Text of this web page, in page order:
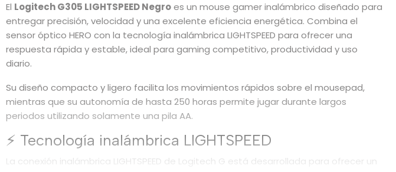
El Logitech G305 LIGHTSPEED Negroes un mouse gamer inalámbrico diseñado para
entregar precisión, velocidad y una excelente eficiencia energética. Combina el
sensor óptico HERO con la tecnología inalámbrica LIGHTSPEED para ofrecer una
respuesta rápida y estable, ideal para gaming competitivo, productividad y uso
diario.
Su diseño compacto y ligero facilita los movimientos rápidos sobre el mousepad,
mientras que su autonomía de hasta 250 horas permite jugar durante largos
periodos utilizando solamente una pila AA.
⚡ Tecnología inalámbrica LIGHTSPEED
La conexión inalámbrica LIGHTSPEED de Logitech G está desarrollada para ofrecer un